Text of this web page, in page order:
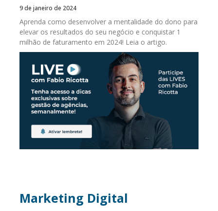
9 de janeiro de 2024
Aprenda como desenvolver a mentalidade do dono para
elevar os resultados do seu negócio e conquistar 1
milhão de faturamento em 2024! Leia o artigo.
Marketing Digital